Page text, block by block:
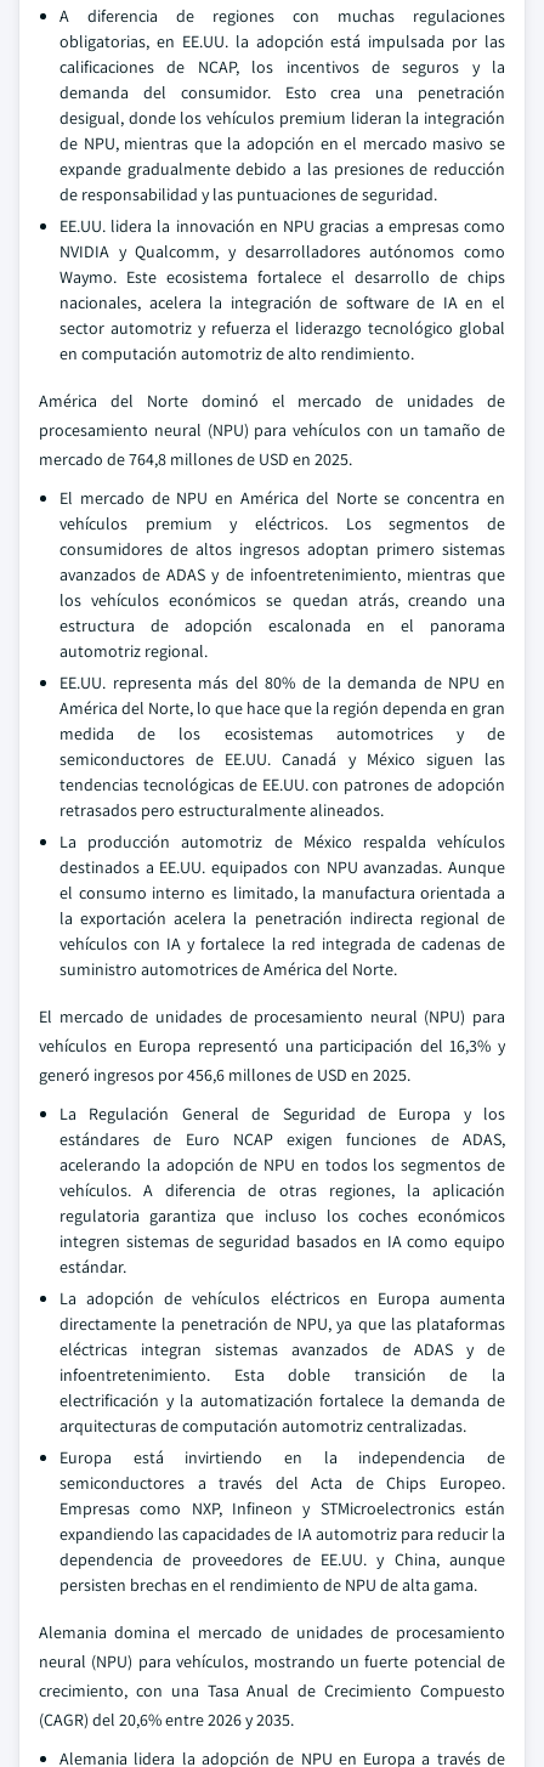
A diferencia de regiones con muchas regulaciones
obligatorias, en EE.UU. la adopción está impulsada por las
calificaciones de NCAP, los incentivos de seguros y la
demanda del consumidor. Esto crea una penetración
desigual, donde los vehículos premium lideran la integración
de NPU, mientras que la adopción en el mercado masivo se
expande gradualmente debido a las presiones de reducción
de responsabilidad y las puntuaciones de seguridad.
EE.UU. lidera la innovación en NPU gracias a empresas como
NVIDIA y Qualcomm, y desarrolladores autónomos como
Waymo. Este ecosistema fortalece el desarrollo de chips
nacionales, acelera la integración de software de IA en el
sector automotriz y refuerza el liderazgo tecnológico global
en computación automotriz de alto rendimiento.
América del Norte dominó el mercado de unidades de
procesamiento neural (NPU) para vehículos con un tamaño de
mercado de 764,8 millones de USD en 2025.
El mercado de NPU en América del Norte se concentra en
vehículos premium y eléctricos. Los segmentos de
consumidores de altos ingresos adoptan primero sistemas
avanzados de ADAS y de infoentretenimiento, mientras que
los vehículos económicos se quedan atrás, creando una
estructura de adopción escalonada en el panorama
automotriz regional.
EE.UU. representa más del 80% de la demanda de NPU en
América del Norte, lo que hace que la región dependa en gran
medida de los ecosistemas automotrices y de
semiconductores de EE.UU. Canadá y México siguen las
tendencias tecnológicas de EE.UU. con patrones de adopción
retrasados pero estructuralmente alineados.
La producción automotriz de México respalda vehículos
destinados a EE.UU. equipados con NPU avanzadas. Aunque
el consumo interno es limitado, la manufactura orientada a
la exportación acelera la penetración indirecta regional de
vehículos con IA y fortalece la red integrada de cadenas de
suministro automotrices de América del Norte.
El mercado de unidades de procesamiento neural (NPU) para
vehículos en Europa representó una participación del 16,3% y
generó ingresos por 456,6 millones de USD en 2025.
La Regulación General de Seguridad de Europa y los
estándares de Euro NCAP exigen funciones de ADAS,
acelerando la adopción de NPU en todos los segmentos de
vehículos. A diferencia de otras regiones, la aplicación
regulatoria garantiza que incluso los coches económicos
integren sistemas de seguridad basados en IA como equipo
estándar.
La adopción de vehículos eléctricos en Europa aumenta
directamente la penetración de NPU, ya que las plataformas
eléctricas integran sistemas avanzados de ADAS y de
infoentretenimiento. Esta doble transición de la
electrificación y la automatización fortalece la demanda de
arquitecturas de computación automotriz centralizadas.
Europa está invirtiendo en la independencia de
semiconductores a través del Acta de Chips Europeo.
Empresas como NXP, Infineon y STMicroelectronics están
expandiendo las capacidades de IA automotriz para reducir la
dependencia de proveedores de EE.UU. y China, aunque
persisten brechas en el rendimiento de NPU de alta gama.
Alemania domina el mercado de unidades de procesamiento
neural (NPU) para vehículos, mostrando un fuerte potencial de
crecimiento, con una Tasa Anual de Crecimiento Compuesto
(CAGR) del 20,6% entre 2026 y 2035.
Alemania lidera la adopción de NPU en Europa a través de